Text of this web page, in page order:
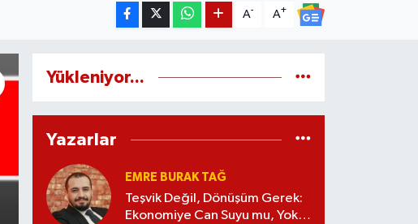
A- A+
Yükleniyor...
Yazarlar
EMRE BURAK TAĞ
Teşvik Değil, Dönüşüm Gerek:
Ekonomiye Can Suyu mu, Yoksa